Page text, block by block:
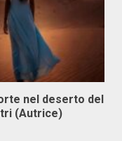
nel deserto del
(Autrice)